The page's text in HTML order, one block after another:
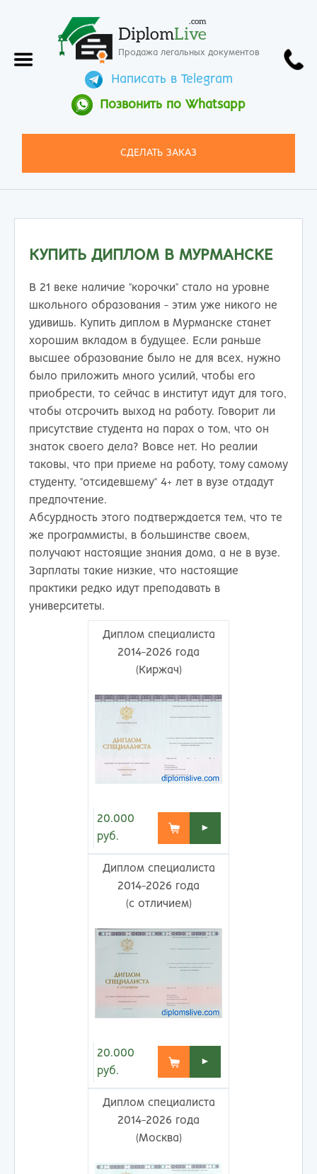
DiplomLive
.com
Продажа легальных документов
Написать в Telegram
Позвонить по Whatsapp
СДЕЛАТЬ ЗАКАЗ
КУПИТЬ ДИПЛОМ В МУРМАНСКЕ
В 21 веке наличие "корочки" стало на уровне
школьного образования - этим уже никого не
удивишь. Купить диплом в Мурманске станет
хорошим вкладом в будущее. Если раньше
высшее образование было не для всех, нужно
было приложить много усилий, чтобы его
приобрести, то сейчас в институт идут для того,
чтобы отсрочить выход на работу. Говорит ли
присутствие студента на парах о том, что он
знаток своего дела? Вовсе нет. Но реалии
таковы, что при приеме на работу, тому самому
студенту, "отсидевшему" 4+ лет в вузе отдадут
предпочтение.
Абсурдность этого подтверждается тем, что те
же программисты, в большинстве своем,
получают настоящие знания дома, а не в вузе.
Зарплаты такие низкие, что настоящие
практики редко идут преподавать в
университеты.
Диплом специалиста
2014-2026 года
(Киржач)
20.000
руб.
►
Диплом специалиста
2014-2026 года
(с отличием)
20.000
руб.
►
Диплом специалиста
2014-2026 года
(Москва)